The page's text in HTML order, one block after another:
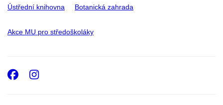
Ústřední knihovna Botanická zahrada
Akce MU pro středoškoláky
Facebook
Instagram